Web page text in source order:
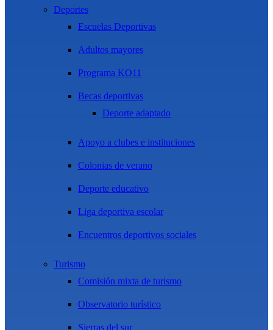
Deportes
Escuelas Deportivas
Adultos mayores
Programa KO11
Becas deportivas
Deporte adaptado
Apoyo a clubes e instituciones
Colonias de verano
Deporte educativo
Liga deportiva escolar
Encuentros deportivos sociales
Turismo
Comisión mixta de turismo
Observatorio turístico
Sierras del sur